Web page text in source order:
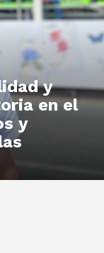
y
en el
y